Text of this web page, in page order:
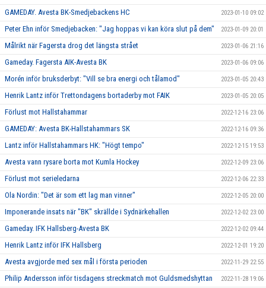
GAMEDAY. Avesta BK-Smedjebackens HC 2023-01-10 09:02
Peter Ehn inför Smedjebacken: "Jag hoppas vi kan köra slut på dem" 2023-01-09 20:01
Målrikt när Fagersta drog det längsta strået 2023-01-06 21:16
Gameday. Fagersta AIK-Avesta BK 2023-01-06 09:06
Morén inför bruksderbyt: "Vill se bra energi och tålamod" 2023-01-05 20:43
Henrik Lantz inför Trettondagens bortaderby mot FAIK 2023-01-05 20:05
Förlust mot Hallstahammar 2022-12-16 23:06
GAMEDAY: Avesta BK-Hallstahammars SK 2022-12-16 09:36
Lantz inför Hallstahammars HK: "Högt tempo" 2022-12-15 19:53
Avesta vann rysare borta mot Kumla Hockey 2022-12-09 23:06
Förlust mot serieledarna 2022-12-06 22:33
Ola Nordin: "Det är som ett lag man vinner" 2022-12-05 20:00
Imponerande insats när "BK" skrällde i Sydnärkehallen 2022-12-02 23:00
Gameday. IFK Hallsberg-Avesta BK 2022-12-02 09:44
Henrik Lantz inför IFK Hallsberg 2022-12-01 19:20
Avesta avgjorde med sex mål i första perioden 2022-11-29 22:55
Philip Andersson inför tisdagens streckmatch mot Guldsmedshyttan 2022-11-28 19:06